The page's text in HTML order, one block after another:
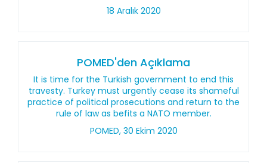
18 Aralık 2020
POMED'den Açıklama
It is time for the Turkish government to end this
travesty. Turkey must urgently cease its shameful
practice of political prosecutions and return to the
rule of law as befits a NATO member.
POMED, 30 Ekim 2020